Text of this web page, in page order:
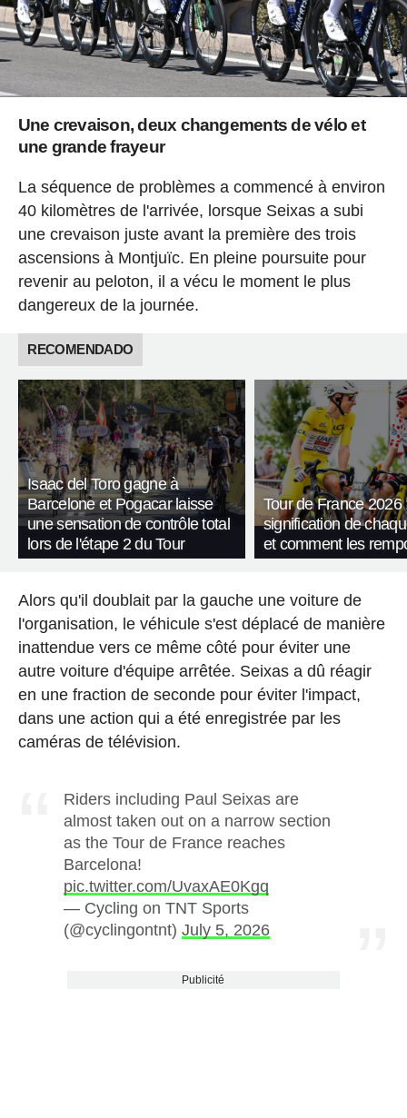
Une crevaison, deux changements de vélo et
une grande frayeur
La séquence de problèmes a commencé à environ
40 kilomètres de l'arrivée, lorsque Seixas a subi
une crevaison juste avant la première des trois
ascensions à Montjuïc. En pleine poursuite pour
revenir au peloton, il a vécu le moment le plus
dangereux de la journée.
RECOMENDADO
Isaac del Toro gagne à
Barcelone et Pogacar laisse
une sensation de contrôle total
lors de l'étape 2 du Tour
Tour de France 2026
signification de
et comment les
Alors qu'il doublait par la gauche une voiture de
l'organisation, le véhicule s'est déplacé de manière
inattendue vers ce même côté pour éviter une
autre voiture d'équipe arrêtée. Seixas a dû réagir
en une fraction de seconde pour éviter l'impact,
dans une action qui a été enregistrée par les
caméras de télévision.
Riders including Paul Seixas are
almost taken out on a narrow section
as the Tour de France reaches
Barcelona!
pic.twitter.com/UvaxAE0Kgq
— Cycling on TNT Sports
(@cyclingontnt) July 5, 2026
Publicité